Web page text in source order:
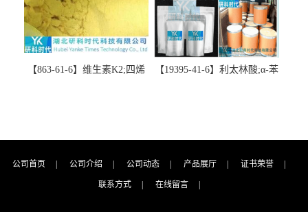
支持！
【863-61-6】维生素K2;四烯
方验证 -业务咨询联系-王菲
【19395-41-6】利太林酸;α-苯
持三方验证；支持定制；检
公司首页 公司介绍 公司动态 产品展厅 证书荣誉
联系方式 在线留言